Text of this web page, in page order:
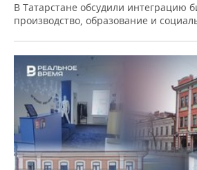
В Татарстане обсудили интеграцию
производство, образование и